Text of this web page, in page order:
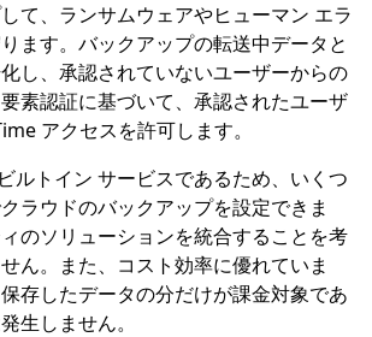
て、ランサムウェアやヒューマン エラ
ます。バックアップの転送中データと
し、承認されていないユーザーからの
素認証に基づいて、承認されたユーザ
アクセスを許可します。
ルトイン サービスであるため、いくつ
ラウドのバックアップを設定できま
のソリューションを統合することを考
ん。また、コスト効率に優れていま
存したデータの分だけが課金対象であ
生しません。